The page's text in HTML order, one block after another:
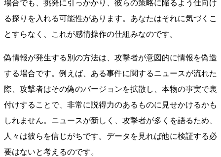
場合でも、挑発に引っかかり、彼らの策略に陥るよう仕向け
る探りを入れる可能性があります。あなたはそれに気づくこ
とすらなく、これが感情操作の仕組みなのです。
偽情報が発生する別の方法は、攻撃者が意図的に情報を偽造
する場合です。例えば、ある事件に関するニュースが流れた
際、攻撃者はその偽のバージョンを拡散し、本物の事実で裏
付けすることで、非常に説得力のあるものに見せかけるかも
しれません。ニュースが新しく、攻撃者が多くを語るため、
人々は彼らを信じがちです。データを見れば他に検証する必
要はないと考えるのです。